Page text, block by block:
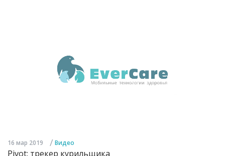
16 мар 2019 / Видео
Pivot: трекер курильщика